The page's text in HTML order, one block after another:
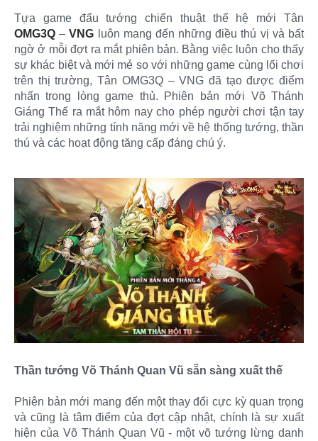
Tựa game đấu tướng chiến thuật thế hệ mới Tân
OMG3Q –VNG luôn mang đến những điều thú vị và bất
ngờ ở mỗi đợt ra mắt phiên bản. Bằng việc luôn cho thấy
sự khác biệt và mới mẻ so với những game cùng lối chơi
trên thị trường, Tân OMG3Q – VNG đã tạo được điểm
nhấn trong lòng game thủ. Phiên bản mới Võ Thánh
Giáng Thế ra mắt hôm nay cho phép người chơi tận tay
trải nghiệm những tính năng mới về hệ thống tướng, thần
thú và các hoạt động tăng cấp đáng chú ý.
Thần tướng Võ Thánh Quan Vũ sẵn sàng xuất thế
Phiên bản mới mang đến một thay đổi cực kỳ quan trọng
và cũng là tâm điểm của đợt cập nhật, chính là sự xuất
hiện của Võ Thánh Quan Vũ - một võ tướng lừng danh